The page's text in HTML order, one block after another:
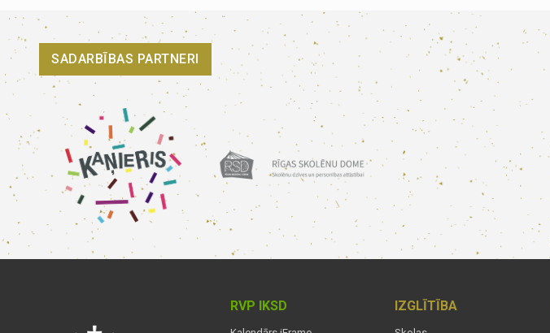
SADARBĪBAS PARTNERI
RVP IKSD IZGLĪTĪBA